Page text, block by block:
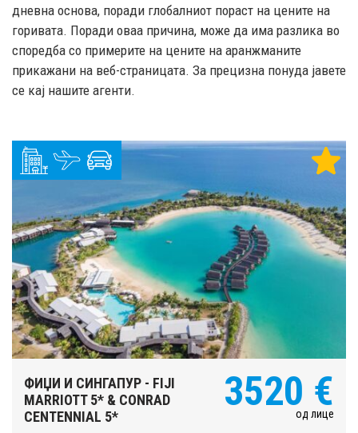
дневна основа, поради глобалниот пораст на цените на
горивата. Поради оваа причина, може да има разлика во
споредба со примерите на цените на аранжманите
прикажани на веб-страницата. За прецизна понуда јавете
се кај нашите агенти.
ФИЏИ И СИНГАПУР - FIJI
MARRIOTT 5* & CONRAD
CENTENNIAL 5*
3520 €
од лице